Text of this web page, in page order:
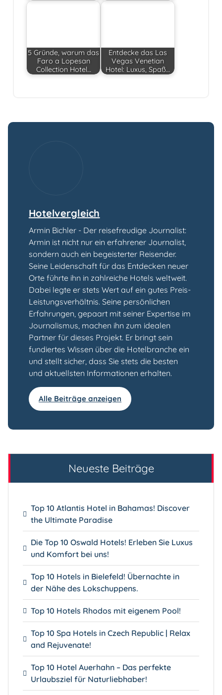
5 Gründe, warum das
Faro a Lopesan
Collection Hotel…
Entdecke das Las
Vegas Venetian
Hotel: Luxus, Spaß…
Hotelvergleich
Armin Bichler - Der reisefreudige Journalist:
Armin ist nicht nur ein erfahrener Journalist,
sondern auch ein begeisterter Reisender.
Seine Leidenschaft für das Entdecken neuer
Orte führte ihn in zahlreiche Hotels weltweit.
Dabei legte er stets Wert auf ein gutes Preis-
Leistungsverhältnis. Seine persönlichen
Erfahrungen, gepaart mit seiner Expertise im
Journalismus, machen ihn zum idealen
Partner für dieses Projekt. Er bringt sein
fundiertes Wissen über die Hotelbranche ein
und stellt sicher, dass Sie stets die besten
und aktuellsten Informationen erhalten.
Alle Beiträge anzeigen
Neueste Beiträge
Top 10 Atlantis Hotel in Bahamas! Discover
the Ultimate Paradise
Die Top 10 Oswald Hotels! Erleben Sie Luxus
und Komfort bei uns!
Top 10 Hotels in Bielefeld! Übernachte in
der Nähe des Lokschuppens.
Top 10 Hotels Rhodos mit eigenem Pool!
Top 10 Spa Hotels in Czech Republic | Relax
and Rejuvenate!
Top 10 Hotel Auerhahn – Das perfekte
Urlaubsziel für Naturliebhaber!